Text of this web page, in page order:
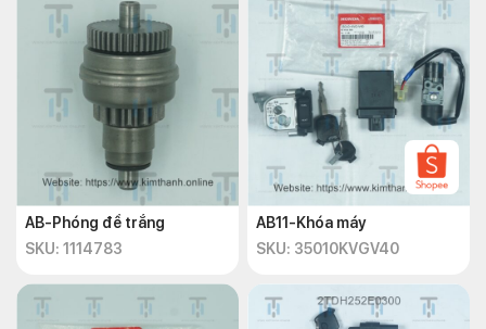
AB-Phóng đề trắng
SKU: 1114783
AB11-Khóa máy
SKU: 35010KVGV40